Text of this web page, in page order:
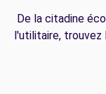
De la citadine
l'utilitaire,